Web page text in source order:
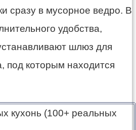
сразу в мусорное ведро. В
удобства,
шлюз для
под которым находится